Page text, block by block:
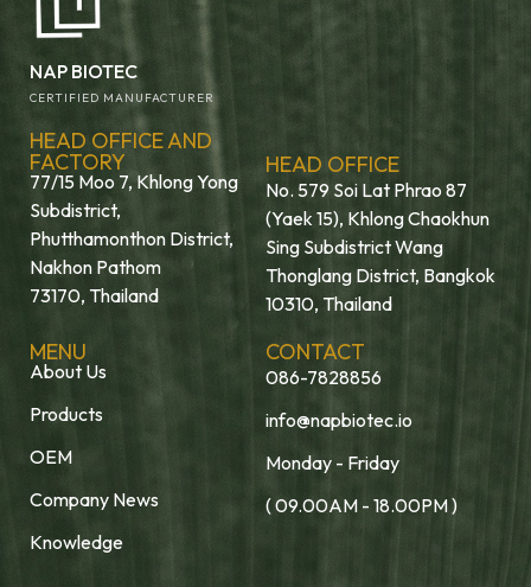
NAP BIOTEC
CERTIFIED MANUFACTURER
HEAD OFFICE AND
FACTORY
77/15 Moo 7, Khlong Yong
Subdistrict,
Phutthamonthon District,
Nakhon Pathom
73170, Thailand
HEAD OFFICE
No. 579 Soi Lat Phrao 87
(Yaek 15), Khlong Chaokhun
Sing Subdistrict Wang
Thonglang District, Bangkok
10310, Thailand
MENU
About Us
Products
OEM
Company News
Knowledge
CONTACT
086-7828856
info@napbiotec.io
Monday - Friday
( 09.00AM - 18.00PM )